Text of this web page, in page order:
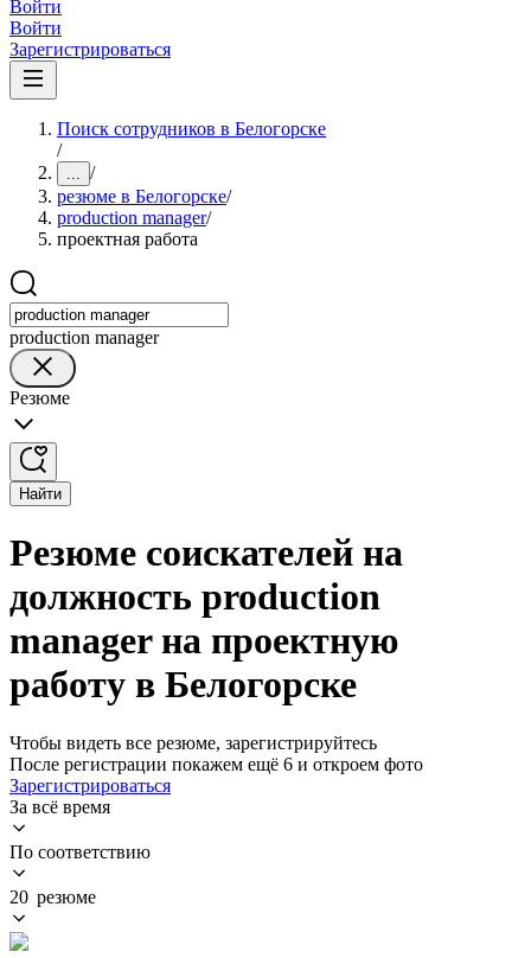
Войти
Войти
Зарегистрироваться
Поиск сотрудников в Белогорске
/
... /
резюме в Белогорске/
production manager/
проектная работа
production manager
Резюме
Найти
Резюме соискателей на
должность production
manager на проектную
работу в Белогорске
Чтобы видеть все резюме, зарегистрируйтесь
После регистрации покажем ещё 6 и откроем фото
Зарегистрироваться
За всё время
По соответствию
20 резюме